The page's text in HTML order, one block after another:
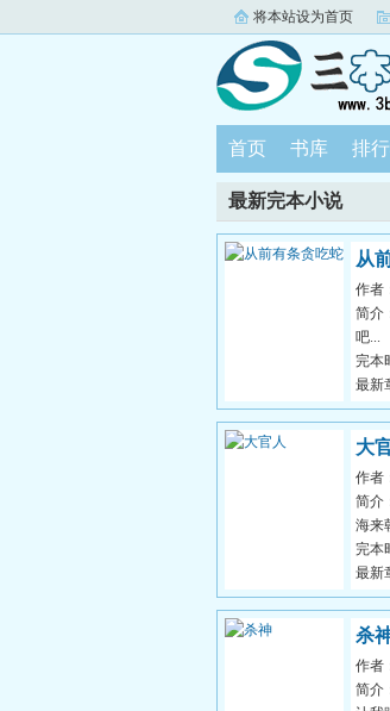
将本站设为首页
首页 书库 排
最新完本小说
从
作者
简介
吧...
完本
最新
大
作者
简介
海来
人！
完本
最新
杀
作者
简介